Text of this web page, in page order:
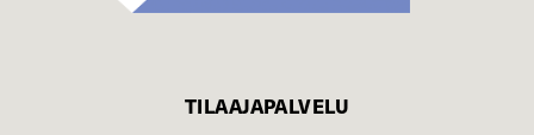
TILAAJAPALVELU